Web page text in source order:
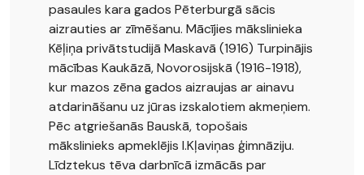
pasaules kara gados Pēterburgā sācis
aizrauties ar zīmēšanu. Mācījies mākslinieka
Kēļiņa privātstudijā Maskavā (1916) Turpinājis
mācības Kaukāzā, Novorosijskā (1916-1918),
kur mazos zēna gados aizraujas ar ainavu
atdarināšanu uz jūras izskalotiem akmeņiem.
Pēc atgriešanās Bauskā, topošais
mākslinieks apmeklējis I.Kļaviņas ģimnāziju.
Līdztekus tēva darbnīcā izmācās par